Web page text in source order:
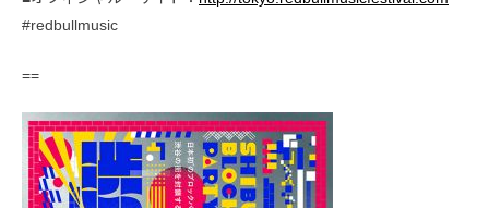
#redbullmusic
==